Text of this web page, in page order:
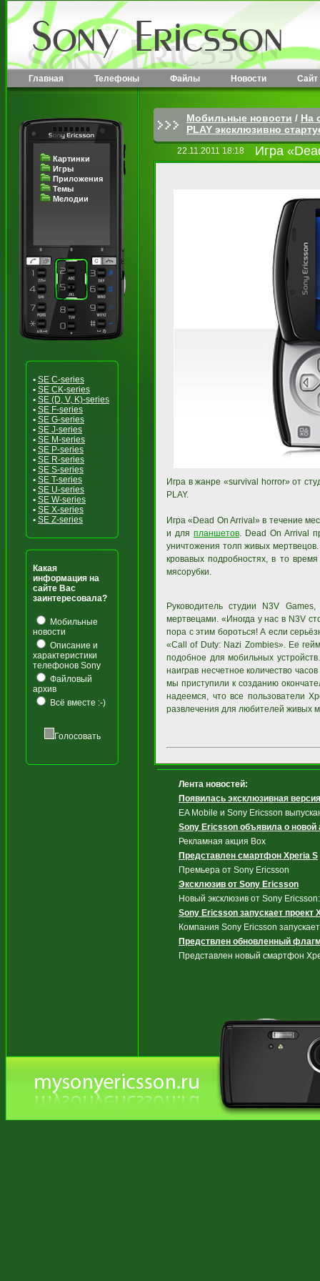
Главная Телефоны Файлы Новости Сайт
Картинки
Игры
Приложения
Темы
Мелодии
• SE C-series
• SE CK-series
• SE (D, V, K)-series
• SE F-series
• SE G-series
• SE J-series
• SE M-series
• SE P-series
• SE R-series
• SE S-series
• SE T-series
• SE U-series
• SE W-series
• SE X-series
• SE Z-series
Какая
информация на
сайте Вас
заинтересовала?
Мобильные
новости
Описание и
характеристики
телефонов Sony
Файловый
архив
Всё вместе :-)
Голосовать
Мобильные новости / На
PLAY эксклюзивно
22.11.2011 18:18 Игра
Игра в жанре «survival horror» от
PLAY.
Игра «Dead On Arrival» в течение
и для планшетов. Dead On Arrival
уничтожения толп живых
кровавых подробностях, в то
мясорубки.
Руководитель студии N3V
мертвецами. «Иногда у нас в N3V
пора с этим бороться! А если
«Call of Duty: Nazi Zombies». Ее
подобное для мобильных
наиграв несчетное количество
мы приступили к созданию
надеемся, что все пользователи
развлечения для любителей живых
Лента новостей:
Появилась эксклюзивная
EA Mobile и Sony Ericsson
Sony Ericsson объявила о новой
Рекламная акция Box
Представлен смартфон Xperia S
Премьера от Sony Ericsson
Эксклюзив от Sony Ericsson
Новый эксклюзив от Sony
Sony Ericsson запускает проект
Компания Sony Ericsson
Предствлен обновленный
Представлен новый смартфон